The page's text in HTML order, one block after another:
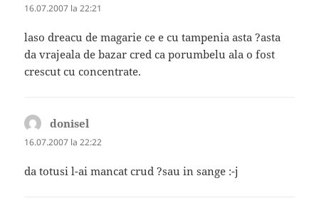
16.07.2007 la 22:21
laso dreacu de magarie ce e cu tampenia asta ?asta
da vrajeala de bazar cred ca porumbelu ala o fost
crescut cu concentrate.
donisel
16.07.2007 la 22:22
da totusi l-ai mancat crud ?sau in sange :-j